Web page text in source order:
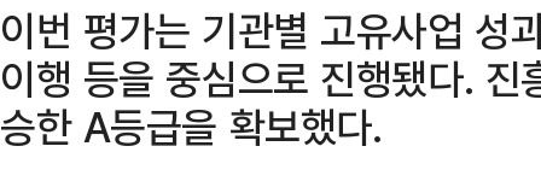
이번 평가는 기관별 고유사업 성
이행 등을 중심으로 진행됐다.
승한 A등급을 확보했다.